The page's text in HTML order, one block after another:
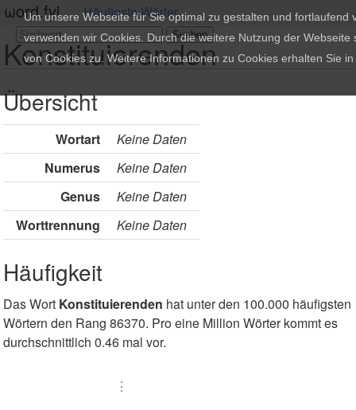
ωord.fyi Häufigste Wörter
Konstituierenden
Übersicht
Wortart
Keine Daten
Numerus
Keine Daten
Genus
Keine Daten
Worttrennung
Keine Daten
Häufigkeit
Das Wort Konstituierenden hat unter den 100.000 häufigsten
Wörtern den Rang 86370. Pro eine Million Wörter kommt es
durchschnittlich 0.46 mal vor.
⋮
Um unsere Webseite für Sie optimal zu gestalten und fortlaufend
verwenden wir Cookies. Durch die weitere Nutzung der Webseite
von Cookies zu. Weitere Informationen zu Cookies erhalten Sie